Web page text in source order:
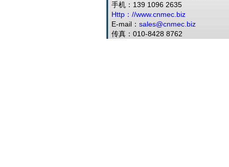
手机：139 1096 2635
Http：//www.cnmec.biz
E-mail： sales@cnmec.biz
传真：010-8428 8762